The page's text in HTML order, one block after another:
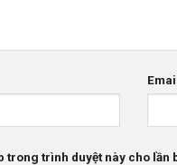
trong trình duyệt này cho lần